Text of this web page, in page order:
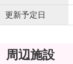
更新予定日
周辺施設